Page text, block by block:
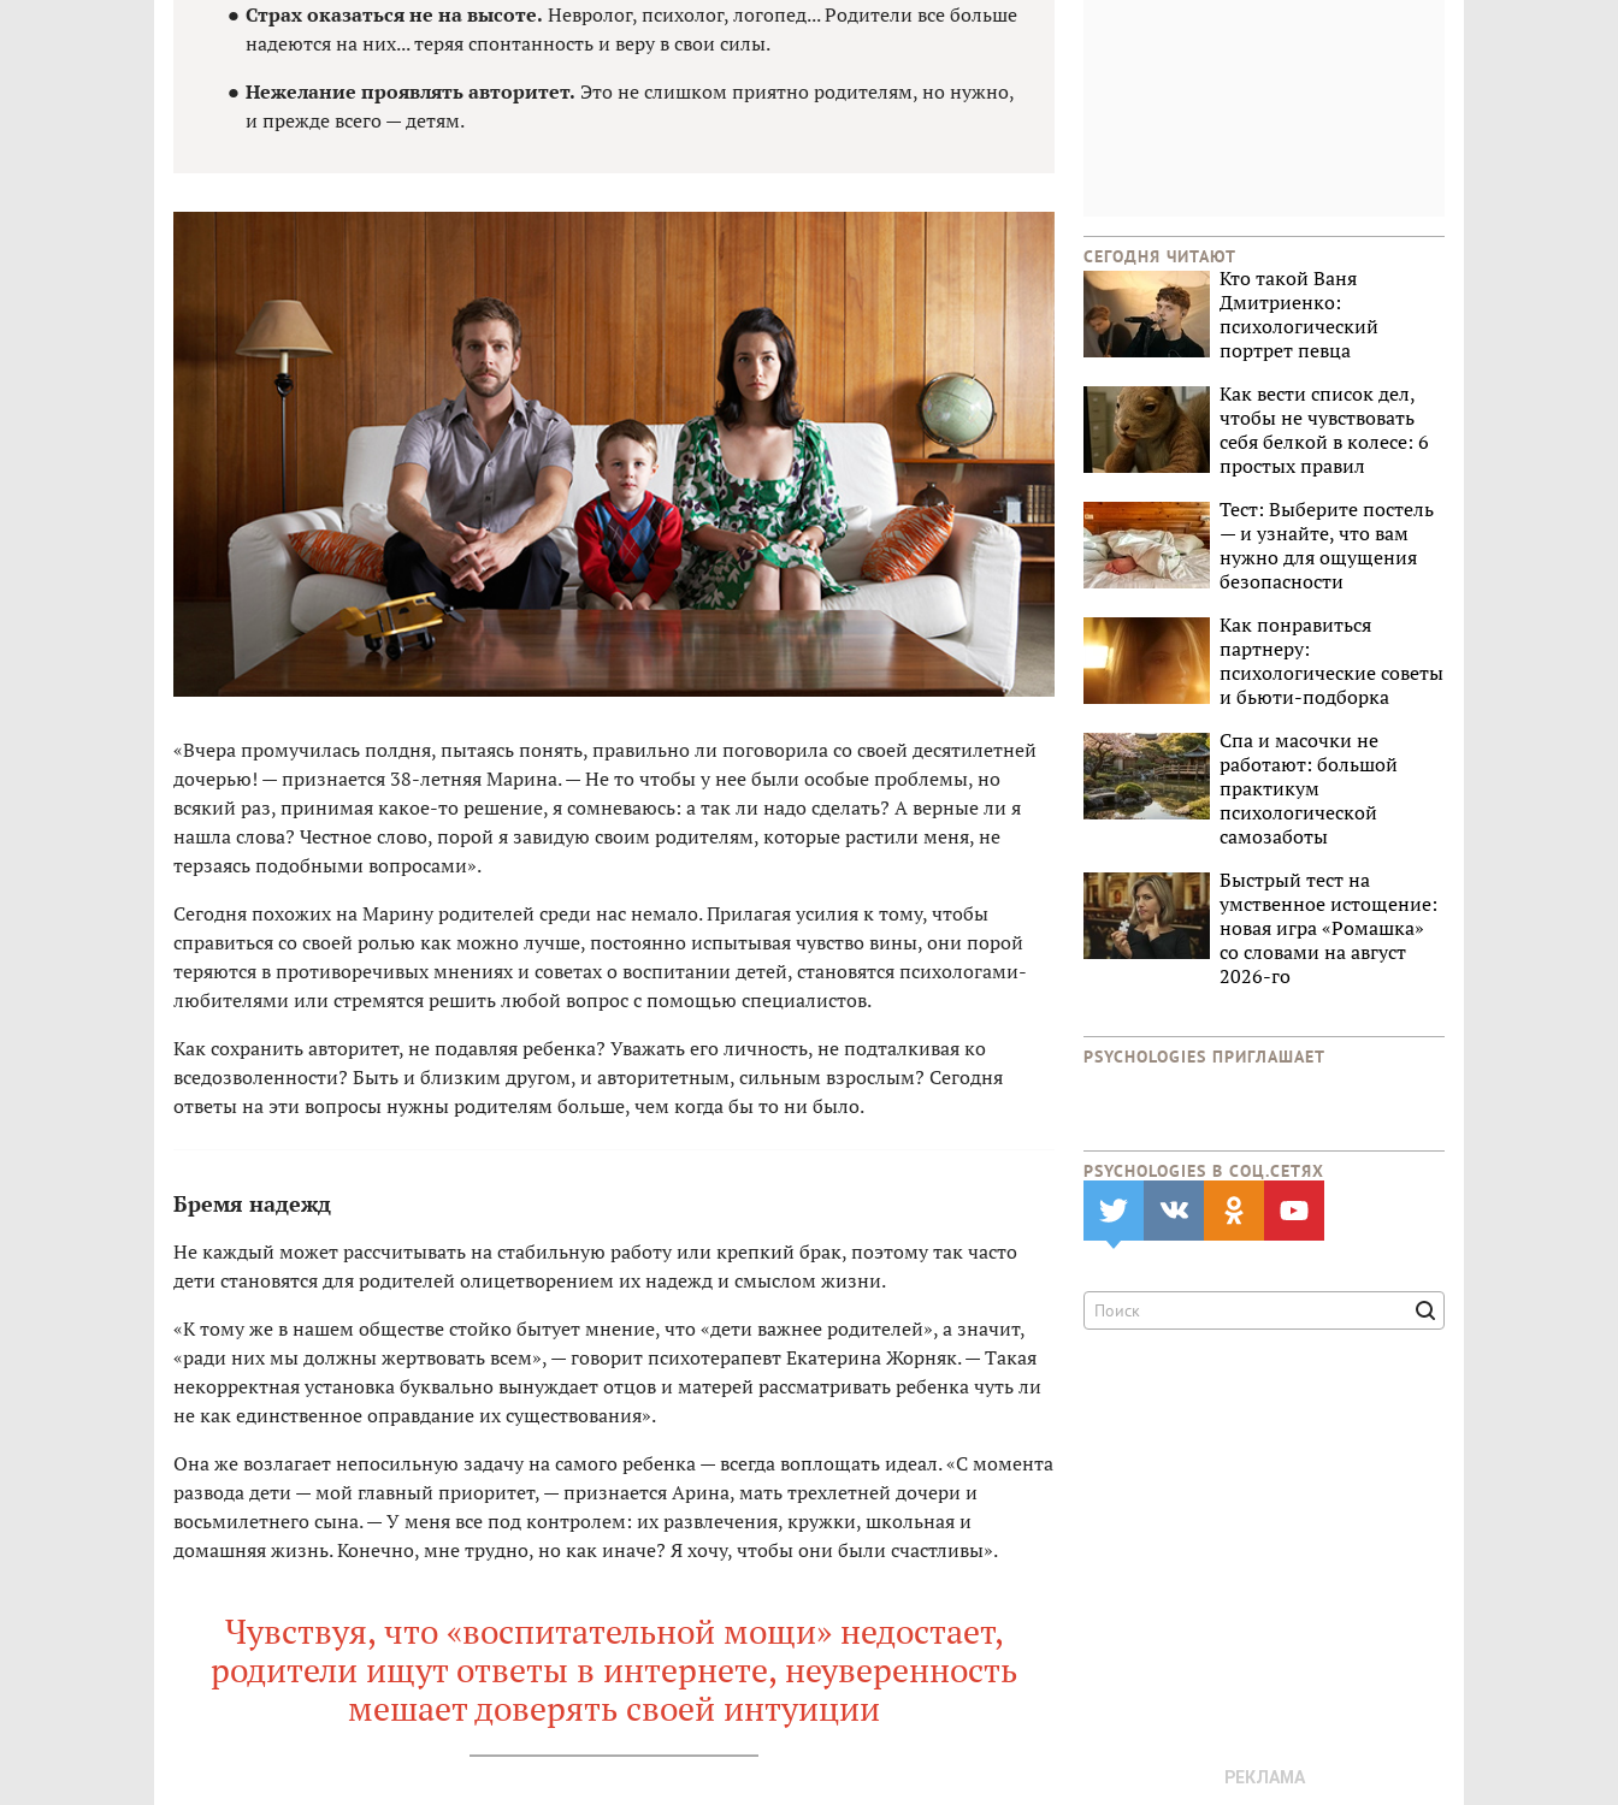
Страх оказаться не на высоте. Невролог, психолог, логопед... Родители все больше
надеются на них... теряя спонтанность и веру в свои силы.
Нежелание проявлять авторитет. Это не слишком приятно родителям, но нужно,
и прежде всего — детям.
«Вчера промучилась полдня, пытаясь понять, правильно ли поговорила со своей десятилетней
дочерью! — признается 38-летняя Марина. — Не то чтобы у нее были особые проблемы, но
всякий раз, принимая какое-то решение, я сомневаюсь: а так ли надо сделать? А верные ли я
нашла слова? Честное слово, порой я завидую своим родителям, которые растили меня, не
терзаясь подобными вопросами».
Сегодня похожих на Марину родителей среди нас немало. Прилагая усилия к тому, чтобы
справиться со своей ролью как можно лучше, постоянно испытывая чувство вины, они порой
теряются в противоречивых мнениях и советах о воспитании детей, становятся психологами-
любителями или стремятся решить любой вопрос с помощью специалистов.
Как сохранить авторитет, не подавляя ребенка? Уважать его личность, не подталкивая ко
вседозволенности? Быть и близким другом, и авторитетным, сильным взрослым? Сегодня
ответы на эти вопросы нужны родителям больше, чем когда бы то ни было.
Бремя надежд
Не каждый может рассчитывать на стабильную работу или крепкий брак, поэтому так часто
дети становятся для родителей олицетворением их надежд и смыслом жизни.
«К тому же в нашем обществе стойко бытует мнение, что «дети важнее родителей», а значит,
«ради них мы должны жертвовать всем», — говорит психотерапевт Екатерина Жорняк. — Такая
некорректная установка буквально вынуждает отцов и матерей рассматривать ребенка чуть ли
не как единственное оправдание их существования».
Она же возлагает непосильную задачу на самого ребенка — всегда воплощать идеал. «С момента
развода дети — мой главный приоритет, — признается Арина, мать трехлетней дочери и
восьмилетнего сына. — У меня все под контролем: их развлечения, кружки, школьная и
домашняя жизнь. Конечно, мне трудно, но как иначе? Я хочу, чтобы они были счастливы».
Чувствуя, что «воспитательной мощи» недостает,
родители ищут ответы в интернете, неуверенность
мешает доверять своей интуиции
СЕГОДНЯ ЧИТАЮТ
Кто такой Ваня
Дмитриенко:
психологический
портрет певца
Как вести список дел,
чтобы не чувствовать
себя белкой в колесе: 6
простых правил
Тест: Выберите постель
— и узнайте, что вам
нужно для ощущения
безопасности
Как понравиться
партнеру:
психологические советы
и бьюти-подборка
Спа и масочки не
работают: большой
практикум
психологической
самозаботы
Быстрый тест на
умственное истощение:
новая игра «Ромашка»
со словами на август
2026-го
PSYCHOLOGIES ПРИГЛАШАЕТ
PSYCHOLOGIES В CОЦ.СЕТЯХ